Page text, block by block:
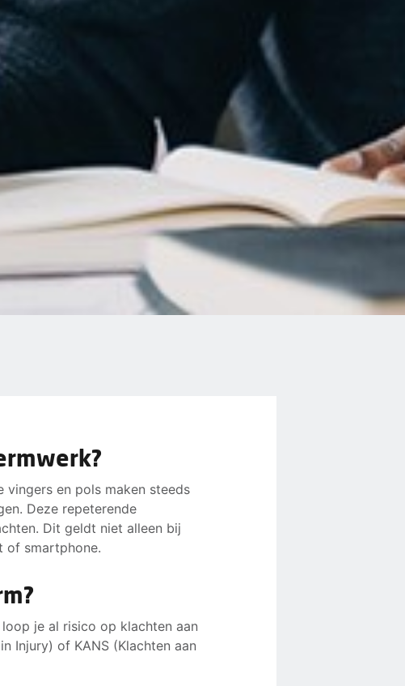
en pols maken steeds
Deze repeterende
Dit geldt niet alleen bij
of smartphone.
je al risico op klachten aan
Injury) of KANS (Klachten aan